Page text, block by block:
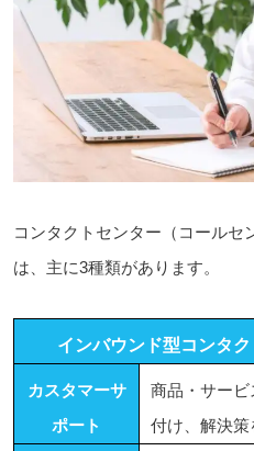
コンタクトセンター（コールセ
は、主に3種類があります。
インバウンド型コンタ
カスタマーサ
ポート
商品・サー
付け、解決策